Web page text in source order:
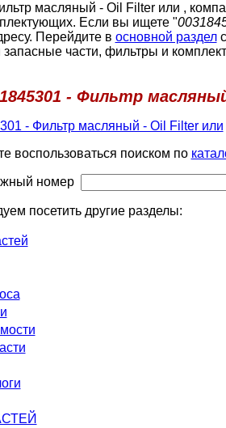
масляный - Oil Filter или ,
Если вы ищете "
Перейдите в основной раздел
части, фильтры и
- Фильтр
- Фильтр масляный - Oil Filter или
воспользоваться поиском по
номер
посетить другие разделы: